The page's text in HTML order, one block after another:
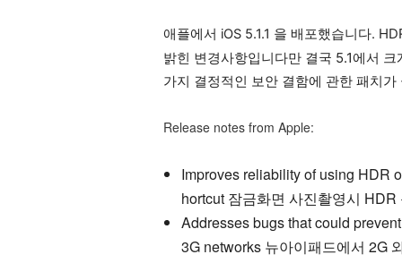
애플에서 iOS 5.1.1 을 배포했습니다.
밝힌 변경사항입니다만 결국 5.1에서
가지 결정적인 보안 결함에 관한 패치가
Release notes from Apple:
Improves reliability of using HDR
hortcut 잠금화면 사진촬영시 HDR
Addresses bugs that could
3G networks 뉴아이패드에서 2G